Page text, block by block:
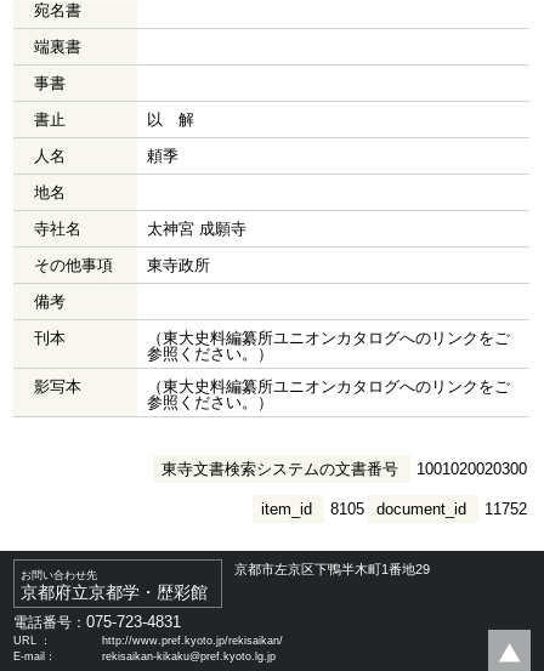
宛名書
端裏書
事書
書止
以 解
人名
頼季
地名
寺社名
太神宮 成願寺
その他事項
東寺政所
備考
刊本
（東大史料編纂所ユニオンカタログへのリンクをご
参照ください。）
影写本
（東大史料編纂所ユニオンカタログへのリンクをご
参照ください。）
東寺文書検索システムの文書番号 1001020020300
document_id 11752
item_id 8105
お問い合わせ先
京都府立京都学・歴彩館
京都市左京区下鴨半木町1番地29
電話番号：075-723-4831
URL ：
http://www.pref.kyoto.jp/rekisaikan/
E-mail：
rekisaikan-kikaku@pref.kyoto.lg.jp